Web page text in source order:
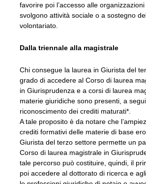
favorire poi l’accesso alle
svolgono attività sociale o a sostegno
volontariato.
Dalla triennale alla magistrale
Chi consegue la laurea in Giurista del
grado di accedere al Corso di laurea
in Giurisprudenza e a corsi di laurea
materie giuridiche sono presenti, a
riconoscimento dei crediti maturati*.
A tale proposito è da notare che
crediti formativi delle materie di base
Giurista del terzo settore permette un
Corso di laurea magistrale in
tale percorso può costituire, quindi, il
poi accedere al dottorato di ricerca e